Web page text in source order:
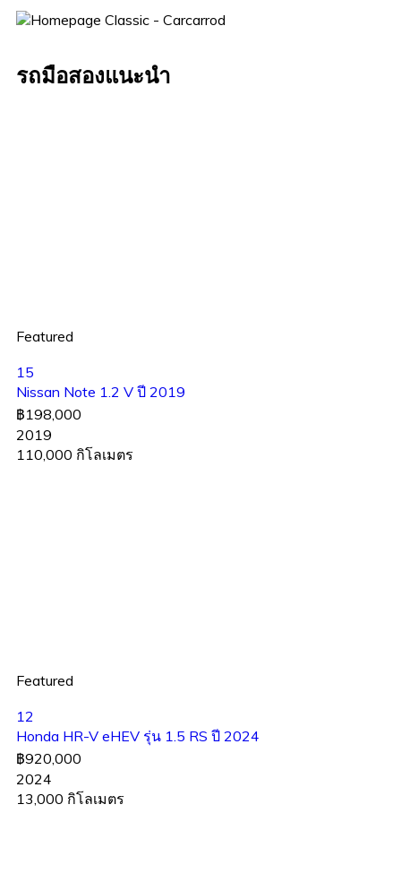
รถมือสองแนะนำ
Featured
15
Nissan Note 1.2 V ปี 2019
฿198,000
2019
110,000 กิโลเมตร
Featured
12
Honda HR-V eHEV รุ่น 1.5 RS ปี 2024
฿920,000
2024
13,000 กิโลเมตร